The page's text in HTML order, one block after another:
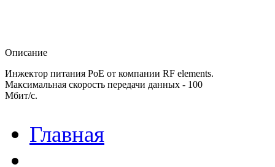
Описание
Инжектор питания PoE от компании RF elements.
Максимальная скорость передачи данных - 100
Мбит/с.
Главная